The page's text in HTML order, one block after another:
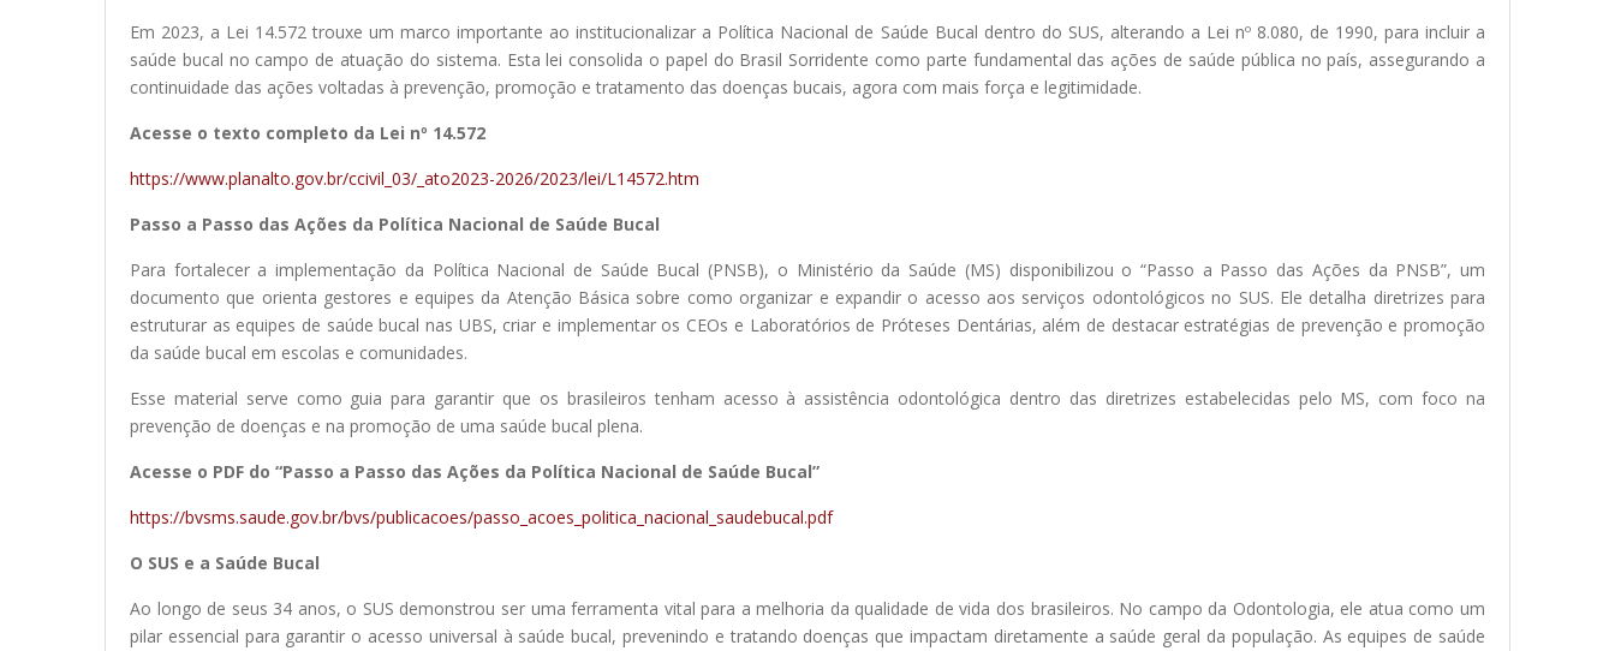
Em 2023, a Lei 14.572 trouxe um marco importante ao institucionalizar a Política Nacional de Saúde Bucal dentro do SUS, alterando a Lei nº 8.080, de 1990, para incluir a
saúde bucal no campo de atuação do sistema. Esta lei consolida o papel do Brasil Sorridente como parte fundamental das ações de saúde pública no país, assegurando a
continuidade das ações voltadas à prevenção, promoção e tratamento das doenças bucais, agora com mais força e legitimidade.
Acesse o texto completo da Lei nº 14.572
https://www.planalto.gov.br/ccivil_03/_ato2023-2026/2023/lei/L14572.htm
Passo a Passo das Ações da Política Nacional de Saúde Bucal
Para fortalecer a implementação da Política Nacional de Saúde Bucal (PNSB), o Ministério da Saúde (MS) disponibilizou o “Passo a Passo das Ações da PNSB”, um
documento que orienta gestores e equipes da Atenção Básica sobre como organizar e expandir o acesso aos serviços odontológicos no SUS. Ele detalha diretrizes para
estruturar as equipes de saúde bucal nas UBS, criar e implementar os CEOs e Laboratórios de Próteses Dentárias, além de destacar estratégias de prevenção e promoção
da saúde bucal em escolas e comunidades.
Esse material serve como guia para garantir que os brasileiros tenham acesso à assistência odontológica dentro das diretrizes estabelecidas pelo MS, com foco na
prevenção de doenças e na promoção de uma saúde bucal plena.
Acesse o PDF do “Passo a Passo das Ações da Política Nacional de Saúde Bucal”
https://bvsms.saude.gov.br/bvs/publicacoes/passo_acoes_politica_nacional_saudebucal.pdf
O SUS e a Saúde Bucal
Ao longo de seus 34 anos, o SUS demonstrou ser uma ferramenta vital para a melhoria da qualidade de vida dos brasileiros. No campo da Odontologia, ele atua como um
pilar essencial para garantir o acesso universal à saúde bucal, prevenindo e tratando doenças que impactam diretamente a saúde geral da população. As equipes de saúde